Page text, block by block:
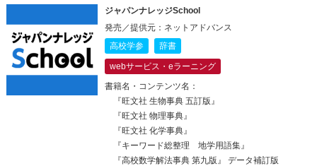
ジャパンナレッジSchool
発売／提供元：ネットアドバンス
高校学参
辞書
webサービス・eラーニング
書籍名・コンテンツ名：
『旺文社 生物事典 五訂版』
『旺文社 物理事典』
『旺文社 化学事典』
『キーワード総整理 地学用語集』
『高校数学解法事典 第九版』 データ補訂版